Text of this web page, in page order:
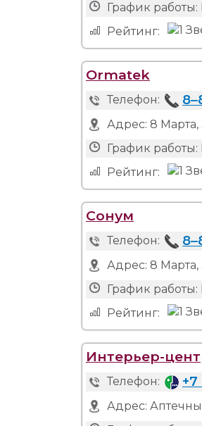
График работы:
Рейтинг:
Ormatek
Телефон:
Адрес: 8 Марта,
График работы:
Рейтинг:
Сонум
Телефон:
Адрес: 8 Марта,
График работы:
Рейтинг:
Интерьер-
Телефон:
Адрес: